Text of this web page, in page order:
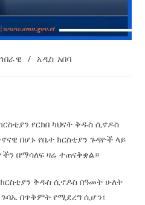
/ አዲስ አበባ
የርክበ ካህናት ቅዱስ ሲኖዶስ
በሆኑ የቤተ ክርስቲያን ጉዳዮች ላይ
በማሳለፍ ዛሬ ተጠናቅቋል።
ቅዱስ ሲኖዶስ በዓመት ሁለት
በጥቅምት የሚደረግ ሲሆን፤